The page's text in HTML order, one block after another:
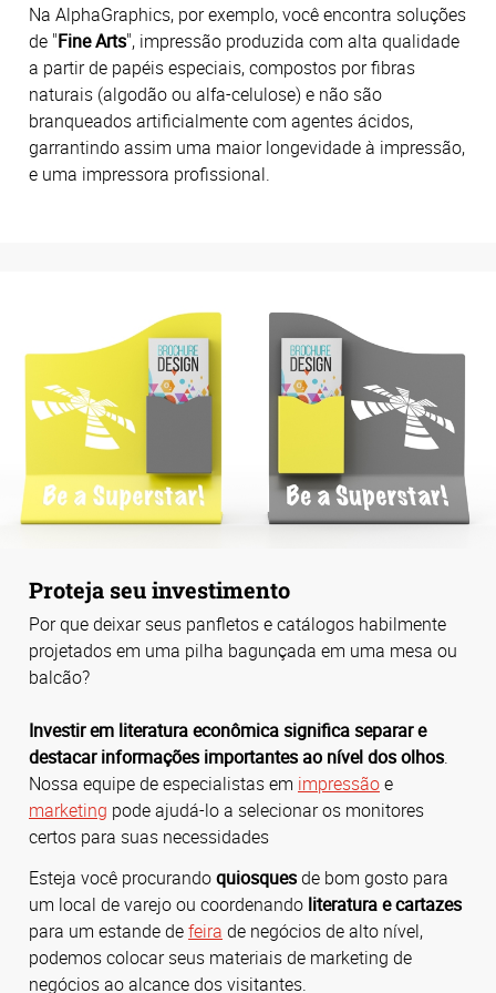
Na AlphaGraphics, por exemplo, você encontra soluções
de "Fine Arts", impressão produzida com alta qualidade
a partir de papéis especiais, compostos por fibras
naturais (algodão ou alfa-celulose) e não são
branqueados artificialmente com agentes ácidos,
garrantindo assim uma maior longevidade à impressão,
e uma impressora profissional.
Proteja seu investimento
Por que deixar seus panfletos e catálogos habilmente
projetados em uma pilha bagunçada em uma mesa ou
balcão?
Investir em literatura econômica significa separar e
destacar informações importantes ao nível dos olhos.
Nossa equipe de especialistas em impressãoe
marketing pode ajudá-lo a selecionar os monitores
certos para suas necessidades
Esteja você procurandoquiosquesde bom gosto para
um local de varejo ou coordenando literatura e cartazes
para um estande defeira de negócios de alto nível,
podemos colocar seus materiais de marketing de
negócios ao alcance dos visitantes.